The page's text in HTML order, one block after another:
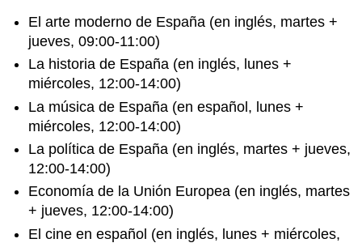
El arte moderno de España (en inglés, martes +
jueves, 09:00-11:00)
La historia de España (en inglés, lunes +
miércoles, 12:00-14:00)
La música de España (en español, lunes +
miércoles, 12:00-14:00)
La política de España (en inglés, martes + jueves,
12:00-14:00)
Economía de la Unión Europea (en inglés, martes
+ jueves, 12:00-14:00)
El cine en español (en inglés, lunes + miércoles,